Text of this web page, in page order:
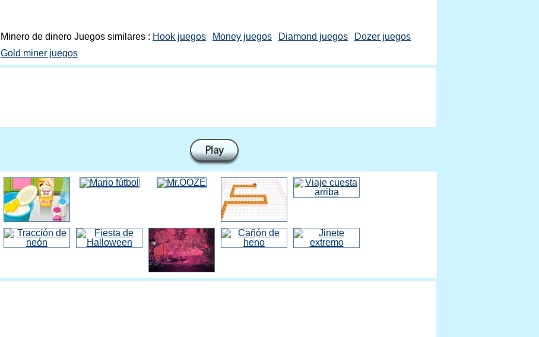
Minero de dinero Juegos similares : Hook juegos Money juegos Diamond juegos
Dozer juegos
Gold miner juegos